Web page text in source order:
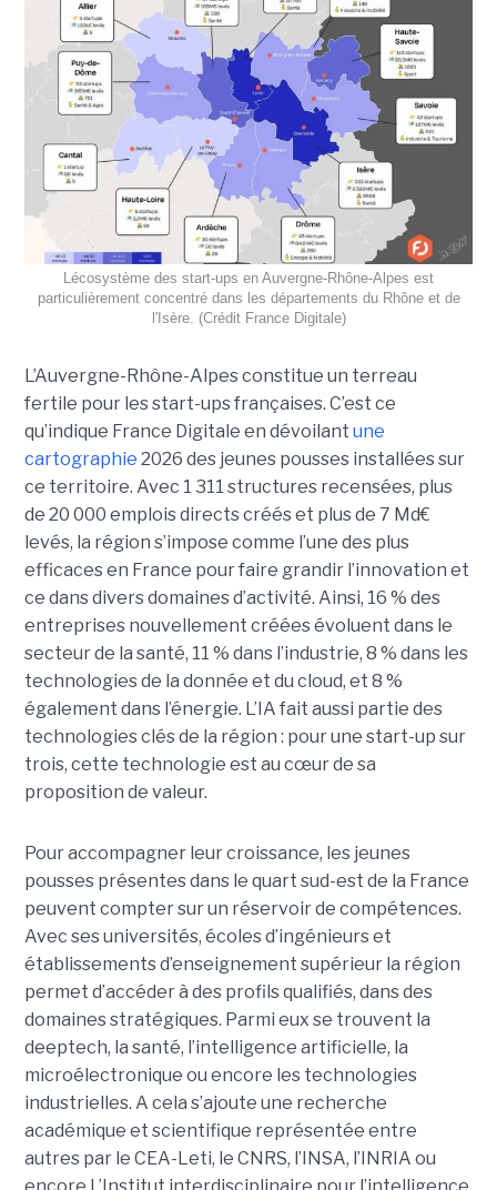
Lécosystème des start-ups en Auvergne-Rhône-Alpes est
particulièrement concentré dans les départements du Rhône et de
l'Isère. (Crédit France Digitale)
L’Auvergne-Rhône-Alpes constitue un terreau
fertile pour les start-ups françaises. C’est ce
qu’indique France Digitale en dévoilant une
cartographie 2026 des jeunes pousses installées sur
ce territoire. Avec 1 311 structures recensées, plus
de 20 000 emplois directs créés et plus de 7 Md€
levés, la région s’impose comme l’une des plus
efficaces en France pour faire grandir l’innovation et
ce dans divers domaines d’activité. Ainsi, 16 % des
entreprises nouvellement créées évoluent dans le
secteur de la santé, 11 % dans l’industrie, 8 % dans les
technologies de la donnée et du cloud, et 8 %
également dans l’énergie. L’IA fait aussi partie des
technologies clés de la région : pour une start-up sur
trois, cette technologie est au cœur de sa
proposition de valeur.
Pour accompagner leur croissance, les jeunes
pousses présentes dans le quart sud-est de la France
peuvent compter sur un réservoir de compétences.
Avec ses universités, écoles d’ingénieurs et
établissements d’enseignement supérieur la région
permet d’accéder à des profils qualifiés, dans des
domaines stratégiques. Parmi eux se trouvent la
deeptech, la santé, l’intelligence artificielle, la
microélectronique ou encore les technologies
industrielles. A cela s’ajoute une recherche
académique et scientifique représentée entre
autres par le CEA-Leti, le CNRS, l’INSA, l’INRIA ou